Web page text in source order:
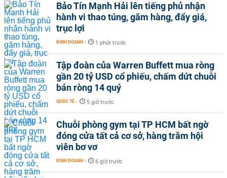
Bảo Tín Mạnh Hải lên tiếng phủ nhận
hành vi thao túng, găm hàng, đẩy giá,
trục lợi
KINH DOANH - 1 phút trước
Tập đoàn của Warren Buffett mua ròng
gần 20 tỷ USD cổ phiếu, chấm dứt chuỗi
bán ròng 14 quý
QUỐC TẾ - 5 giờ trước
Chuỗi phòng gym tại TP HCM bất ngờ
đóng cửa tất cả cơ sở, hàng trăm hội
viên bơ vơ
KINH DOANH - 6 giờ trước